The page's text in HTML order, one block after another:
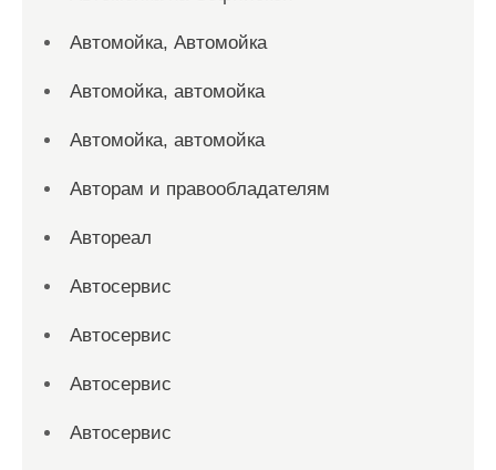
Автомойка, Автомойка
Автомойка, автомойка
Автомойка, автомойка
Авторам и правообладателям
Автореал
Автосервис
Автосервис
Автосервис
Автосервис